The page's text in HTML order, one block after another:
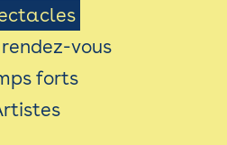
vous
forts